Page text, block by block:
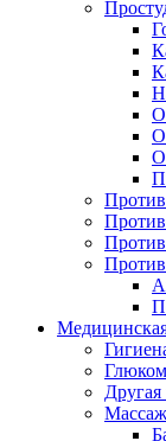
Другая